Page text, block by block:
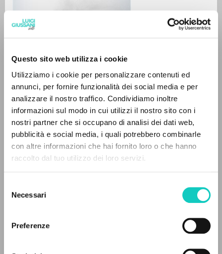
Questo sito web utilizza i cookie
Utilizziamo i cookie per personalizzare contenuti ed
annunci, per fornire funzionalità dei social media e per
analizzare il nostro traffico. Condividiamo inoltre
informazioni sul modo in cui utilizzi il nostro sito con i
nostri partner che si occupano di analisi dei dati web,
pubblicità e social media, i quali potrebbero combinarle
con altre informazioni che hai fornito loro o che hanno
raccolto dal tuo utilizzo dei loro servizi.
delNecessari
Preferenze
Angiola Emanuele
Pagine: 30
0DOCUMENTI TROVATI
RISULTATI SUCCESSIVI